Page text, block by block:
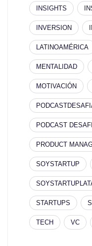
INSIGHTS
INVERSION
LATINOAMÉRICA
MENTALIDAD
MOTIVACIÓN
PODCAST
PRODUCT
SOYSTARTUP
STARTUPS
TECH VC